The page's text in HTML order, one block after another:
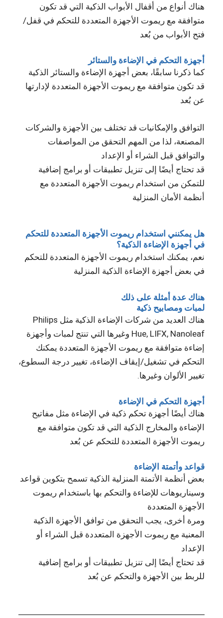
هناك أنواع من أقفال الأبواب الذكية التي قد تكون
متوافقة مع ريموت الأجهزة المتعددة للتحكم في قفل/
فتح الأبواب من بُعد
أجهزة التحكم في الإضاءة والستائر
كما ذكرنا سابقًا، بعض أجهزة الإضاءة والستائر الذكية
قد تكون متوافقة مع ريموت الأجهزة المتعددة لإدارتها
عن بُعد
التوافق والإمكانيات قد تختلف بين الأجهزة والشركات
المصنعة، لذا من المهم التحقق من المواصفات
والتوافق قبل الشراء أو الإعداد
قد تحتاج أيضًا إلى تنزيل تطبيقات أو برامج إضافية
للتمكن من استخدام ريموت الأجهزة المتعددة مع
أنظمة الأمان المنزلية
هل يمكنني استخدام ريموت الأجهزة المتعددة للتحكم
في أجهزة الإضاءة الذكية؟
نعم، يمكنك استخدام ريموت الأجهزة المتعددة للتحكم
في بعض أجهزة الإضاءة الذكية المنزلية
هناك عدة أمثلة على ذلك
لمبات ومصابيح ذكية
هناك العديد من شركات الإضاءة الذكية مثل Philips
Hue, LIFX, Nanoleaf وغيرها التي تنتج لمبات وأجهزة
إضاءة متوافقة مع ريموت الأجهزة المتعددة يمكنك
التحكم في تشغيل/إيقاف الإضاءة، تغيير درجة السطوع،
تغيير الألوان وغيرها.
أجهزة التحكم في الإضاءة
هناك أيضًا أجهزة تحكم ذكية في الإضاءة مثل مفاتيح
الإضاءة والمخارج الذكية التي قد تكون متوافقة مع
ريموت الأجهزة المتعددة للتحكم عن بُعد
قواعد وأتمتة الإضاءة
بعض أنظمة الأتمتة المنزلية الذكية تسمح بتكوين قواعد
وسيناريوهات للإضاءة والتحكم بها باستخدام ريموت
الأجهزة المتعددة
ومرة أخرى، يجب التحقق من توافق الأجهزة الذكية
المعنية مع ريموت الأجهزة المتعددة قبل الشراء أو
الإعداد
قد تحتاج أيضًا إلى تنزيل تطبيقات أو برامج إضافية
للربط بين الأجهزة والتحكم عن بُعد